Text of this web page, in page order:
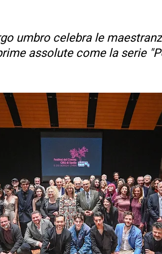
umbro celebra le
assolute come la serie